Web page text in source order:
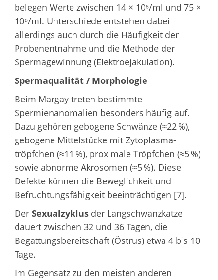
belegen Werte zwischen 14 × 10⁶/ml und 75 ×
10⁶/ml. Unterschiede entstehen dabei
allerdings auch durch die Häufigkeit der
Probenentnahme und die Methode der
Sperma­gewinnung (Elektroejakulation).
Spermaqualität / Morphologie
Beim Margay treten bestimmte
Spermienanomalien besonders häufig auf.
Dazu gehören gebogene Schwänze (≈22 %),
gebogene Mittelstücke mit Zytoplasma­
tröpfchen (≈11 %), proximale Tröpfchen (≈5 %)
sowie abnorme Akrosomen (≈5 %). Diese
Defekte können die Beweglichkeit und
Befruchtungsfähigkeit beeinträchtigen [7].
Der Sexualzyklus der Langschwanzkatze
dauert zwischen 32 und 36 Tagen, die
Begattungsbereitschaft (Östrus) etwa 4 bis 10
Tage.
Im Gegensatz zu den meisten anderen